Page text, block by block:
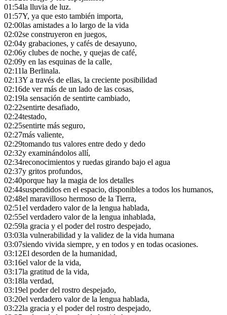
01:54la lluvia de luz.
01:57Y, ya que esto también importa,
02:00las amistades a lo largo de la vida
02:02se construyeron en juegos,
02:04y grabaciones, y cafés de desayuno,
02:06y clubes de noche, y quejas de café,
02:09y en las esquinas de la calle,
02:11la Berlinala.
02:13Y a través de ellas, la creciente posibilidad
02:16de ver más de un lado de las cosas,
02:19la sensación de sentirte cambiado,
02:22sentirte desafiado,
02:24testado,
02:25sentirte más seguro,
02:27más valiente,
02:29tomando tus valores entre dedo y dedo
02:32y examinándolos allí,
02:34reconocimientos y ruedas girando bajo el agua
02:37y gritos profundos,
02:40porque hay la magia de los detalles
02:44suspendidos en el espacio, disponibles a todos los humanos,
02:48el maravilloso hermoso de la Tierra,
02:51el verdadero valor de la lengua hablada,
02:55el verdadero valor de la lengua inhablada,
02:59la gracia y el poder del rostro despejado,
03:03la vulnerabilidad y la validez de la vida humana
03:07siendo vivida siempre, y en todos y en todas ocasiones.
03:12El desorden de la humanidad,
03:16el valor de la vida,
03:17la gratitud de la vida,
03:18la verdad,
03:19el poder del rostro despejado,
03:20el verdadero valor de la lengua hablada,
03:22la gracia y el poder del rostro despejado,